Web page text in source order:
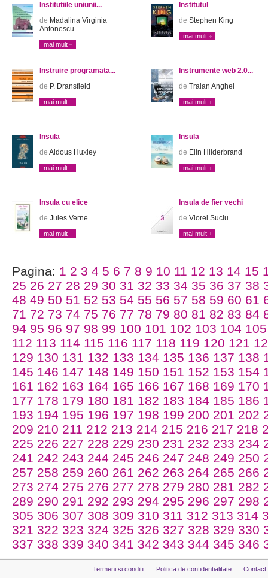
Institutiile uniunii...
de Madalina Virginia
Antonescu
mai mult
Institutul
de Stephen King
mai mult
Instruire programata...
de P. Dransfield
mai mult
Instrumente web 2.0...
de Traian Anghel
mai mult
Insula
de Aldous Huxley
mai mult
Insula
de Elin Hilderbrand
mai mult
Insula cu elice
de Jules Verne
mai mult
Insula de fier vechi
de Viorel Suciu
mai mult
Pagina: 1 2 3 4 5 6 7 8 9 10 11 12 13 14 15
25 26 27 28 29 30 31 32 33 34 35 36 37 38
48 49 50 51 52 53 54 55 56 57 58 59 60 61
71 72 73 74 75 76 77 78 79 80 81 82 83 84
94 95 96 97 98 99 100 101 102 103 104 105
112 113 114 115 116 117 118 119 120 121
129 130 131 132 133 134 135 136 137 138
145 146 147 148 149 150 151 152 153 154
161 162 163 164 165 166 167 168 169 170
177 178 179 180 181 182 183 184 185 186
193 194 195 196 197 198 199 200 201 202
209 210 211 212 213 214 215 216 217 218
225 226 227 228 229 230 231 232 233 234
241 242 243 244 245 246 247 248 249 250
257 258 259 260 261 262 263 264 265 266
273 274 275 276 277 278 279 280 281 282
289 290 291 292 293 294 295 296 297 298
305 306 307 308 309 310 311 312 313 314
321 322 323 324 325 326 327 328 329 330
337 338 339 340 341 342 343 344 345 346
Termeni si conditii Politica de confidentialitate
Contact